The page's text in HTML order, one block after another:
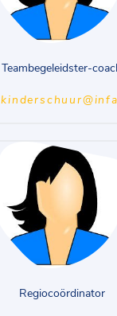
Teambegeleidster-
Regiocoördinator